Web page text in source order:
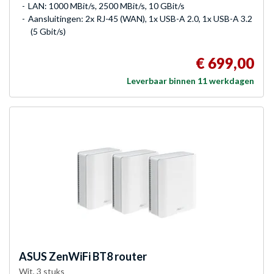
LAN: 1000 MBit/s, 2500 MBit/s, 10 GBit/s
Aansluitingen: 2x RJ-45 (WAN), 1x USB-A 2.0, 1x USB-A 3.2
(5 Gbit/s)
€ 699,00
Leverbaar binnen 11 werkdagen
ASUSZenWiFi BT8 router
Wit, 3 stuks